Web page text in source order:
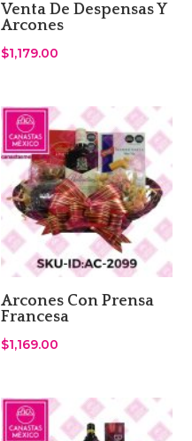
Venta De Despensas Y
Arcones
$1,179.00
Arcones Con Prensa
Francesa
$1,169.00